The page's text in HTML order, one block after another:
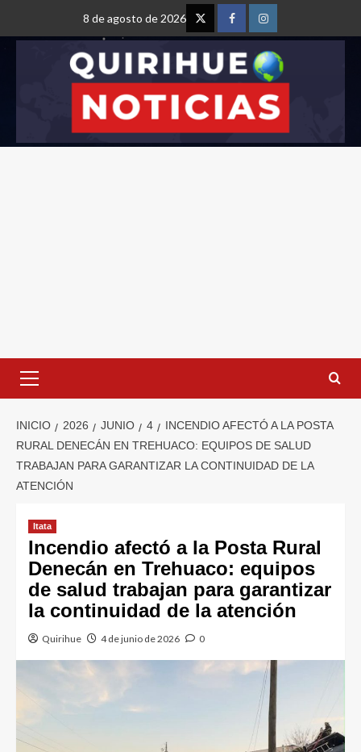
8 de agosto de 2026
INICIO 2026 JUNIO 4
INCENDIO AFECTÓ A LA POSTA
RURAL DENECÁN EN TREHUACO: EQUIPOS DE SALUD
TRABAJAN PARA GARANTIZAR LA CONTINUIDAD DE LA
ATENCIÓN
Itata
Incendio afectó a la Posta Rural
Denecán en Trehuaco: equipos
de salud trabajan para garantizar
la continuidad de la atención
Quirihue 4 de junio de 2026 0